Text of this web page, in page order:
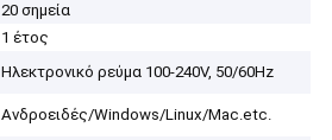
20 σημεία
1 έτος
Ηλεκτρονικό ρεύμα 100-240V, 50/60Hz
Ανδροειδές/Windows/Linux/Mac.etc.